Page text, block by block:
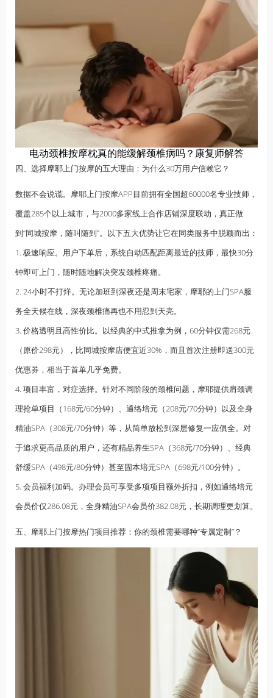
电动颈椎按摩枕真的能缓解颈椎病吗？康复师解答
四、选择摩耶上门按摩的五大理由：为什么30万用户信赖它？
数据不会说谎。摩耶上门按摩APP目前拥有全国超60000名专业技师，
覆盖285个以上城市，与2000多家线上合作店铺深度联动，真正做
到“同城按摩，随叫随到”。以下五大优势让它在同类服务中脱颖而出：
1. 极速响应。用户下单后，系统自动匹配距离最近的技师，最快30分
钟即可上门，随时随地解决突发颈椎疼痛。
2. 24小时不打烊。无论加班到深夜还是周末宅家，摩耶的上门SPA服
务全天候在线，深夜颈椎痛再也不用忍到天亮。
3. 价格透明且高性价比。以经典的中式推拿为例，60分钟仅需268元
（原价298元），比同城按摩店便宜近30%，而且首次注册即送300元
优惠券，相当于首单几乎免费。
4. 项目丰富，对症选择。针对不同阶段的颈椎问题，摩耶提供肩颈调
理抢单项目（168元/60分钟）、通络培元（208元/70分钟）以及全身
精油SPA（308元/70分钟）等，从简单放松到深层修复一应俱全。对
于追求更高品质的用户，还有精品养生SPA（368元/70分钟）、经典
舒缓SPA（498元/80分钟）甚至固本培元SPA（698元/100分钟）。
5. 会员福利加码。办理会员可享受多项项目额外折扣，例如通络培元
会员价仅286.08元，全身精油SPA会员价382.08元，长期调理更划算。
五、摩耶上门按摩热门项目推荐：你的颈椎需要哪种“专属定制”？